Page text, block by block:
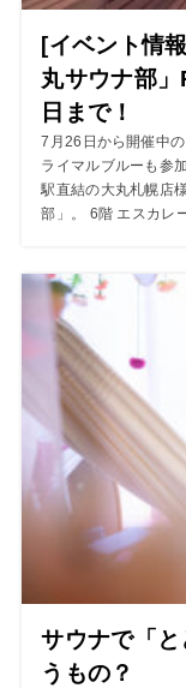
[イベント情
丸サウナ部
日まで！
7月26日から開催中
ライマルブルーも参
駅直結の大丸札幌店
部」。 6階 エスカレ
サウナで「
うもの？